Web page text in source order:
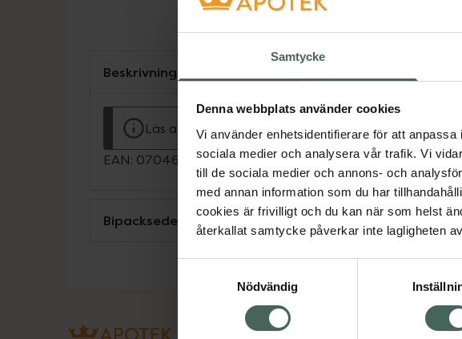
Samtycke
Denna webbplats använder cookies
Vi använder enhetsidentifierare för att
sociala medier och analysera vår trafik. Vi
till de sociala medier och annons- och
med annan information som du har
cookies är frivilligt och du kan när som helst
återkallat samtycke påverkar inte lagligheten
Nödvändig
Beskrivning
Läs alltid bipacksedeln innan användning.
EAN: 07046261031806
Bipacksedel från FASS